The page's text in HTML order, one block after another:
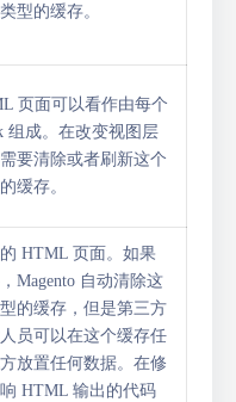
型的缓存。
页面可以看作由每个
组成。在改变视图层
要清除或者刷新这个
缓存。
HTML 页面。如果
Magento 自动清除这
的缓存，但是第三方
员可以在这个缓存任
放置任何数据。在修
HTML 输出的代码